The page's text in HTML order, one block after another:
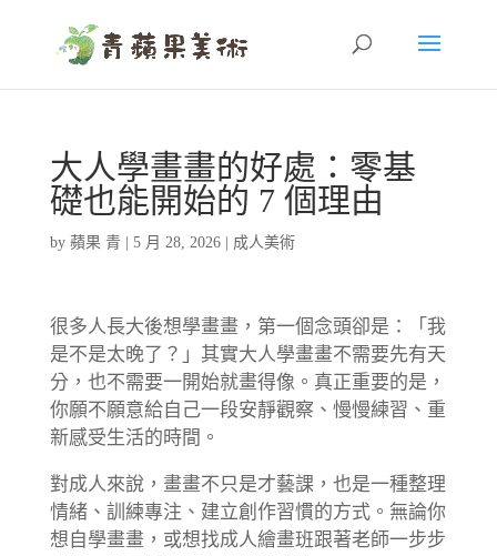
大人學畫畫的好處：零基
礎也能開始的 7 個理由
by 蘋果 青 5 月 28, 2026| 成人美術
很多人長大後想學畫畫，第一個念頭卻是：「我
是不是太晚了？」其實大人學畫畫不需要先有天
分，也不需要一開始就畫得像。真正重要的是，
你願不願意給自己一段安靜觀察、慢慢練習、重
新感受生活的時間。
對成人來說，畫畫不只是才藝課，也是一種整理
情緒、訓練專注、建立創作習慣的方式。無論你
想自學畫畫，或想找成人繪畫班跟著老師一步步